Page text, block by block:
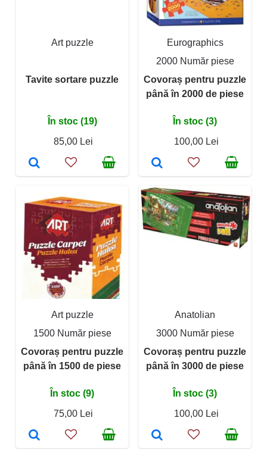
Art puzzle
Tavite sortare puzzle
În stoc (19)
85,00 Lei
Eurographics
2000 Număr piese
Covoraș pentru puzzle
până în 2000 de piese
În stoc (3)
100,00 Lei
Art puzzle
1500 Număr piese
Covoraș pentru puzzle
până în 1500 de piese
În stoc (9)
75,00 Lei
Anatolian
3000 Număr piese
Covoraș pentru puzzle
până în 3000 de piese
În stoc (3)
100,00 Lei